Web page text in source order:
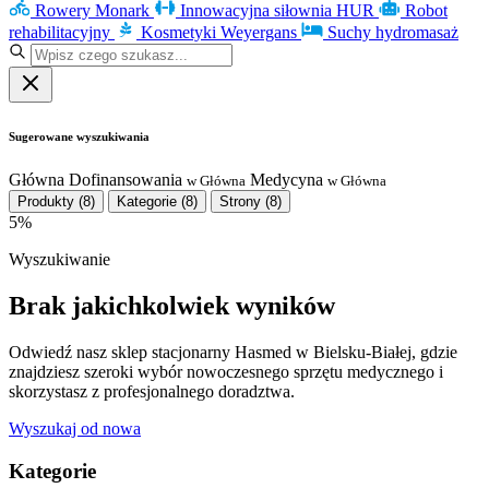
Rowery Monark
Innowacyjna siłownia HUR
Robot
rehabilitacyjny
Kosmetyki Weyergans Suchy hydromasaż
Sugerowane wyszukiwania
Główna Dofinansowania w Główna Medycyna w Główna
Produkty (8) Kategorie (8) Strony (8)
5%
Wyszukiwanie
Brak jakichkolwiek wyników
Odwiedź nasz sklep stacjonarny Hasmed w Bielsku-Białej, gdzie
znajdziesz szeroki wybór nowoczesnego sprzętu medycznego i
skorzystasz z profesjonalnego doradztwa.
Wyszukaj od nowa
Kategorie